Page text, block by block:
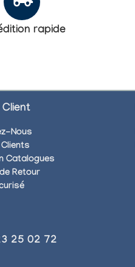
rapide
Nous
Catalogues
Retour
25 02 72